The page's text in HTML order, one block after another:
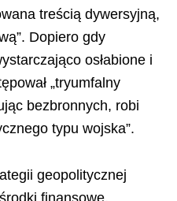
treścią dywersyjną,
Dopiero gdy
osłabione i
„tryumfalny
bezbronnych, robi
typu wojska”.
geopolitycznej
finansowe,